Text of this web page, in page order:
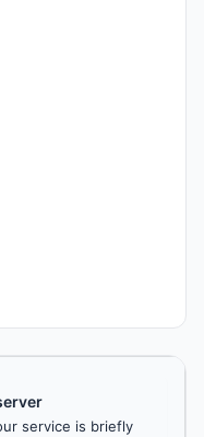
service is briefly